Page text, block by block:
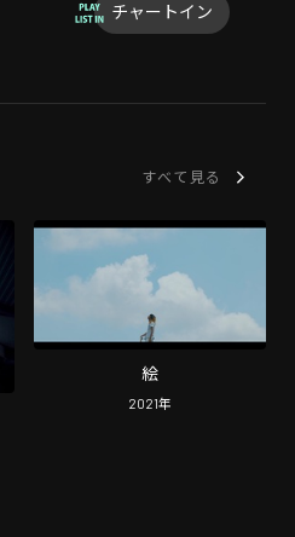
チャートイン
すべて見る
絵
2021年